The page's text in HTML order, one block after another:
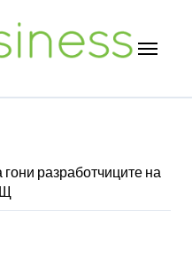
разработчиците на